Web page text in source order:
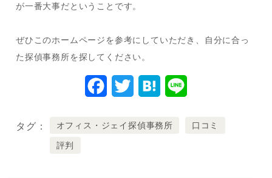
が一番大事だということです。
ぜひこのホームページを参考にしていただき、自分に合っ
た探偵事務所を探してください。
c i
H
t n
タグ オフィス・ジェイ探偵事務所 口コミ
評判